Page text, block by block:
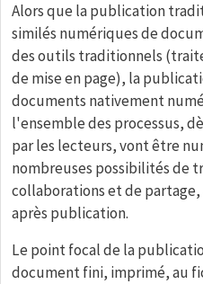
Alors que la publication
similés numériques de
des outils traditionnels
de mise en page), la
documents nativement
l'ensemble des processus,
par les lecteurs, vont être
nombreuses possibilités de
collaborations et de partage,
après publication.
Le point focal de la
document fini, imprimé, au